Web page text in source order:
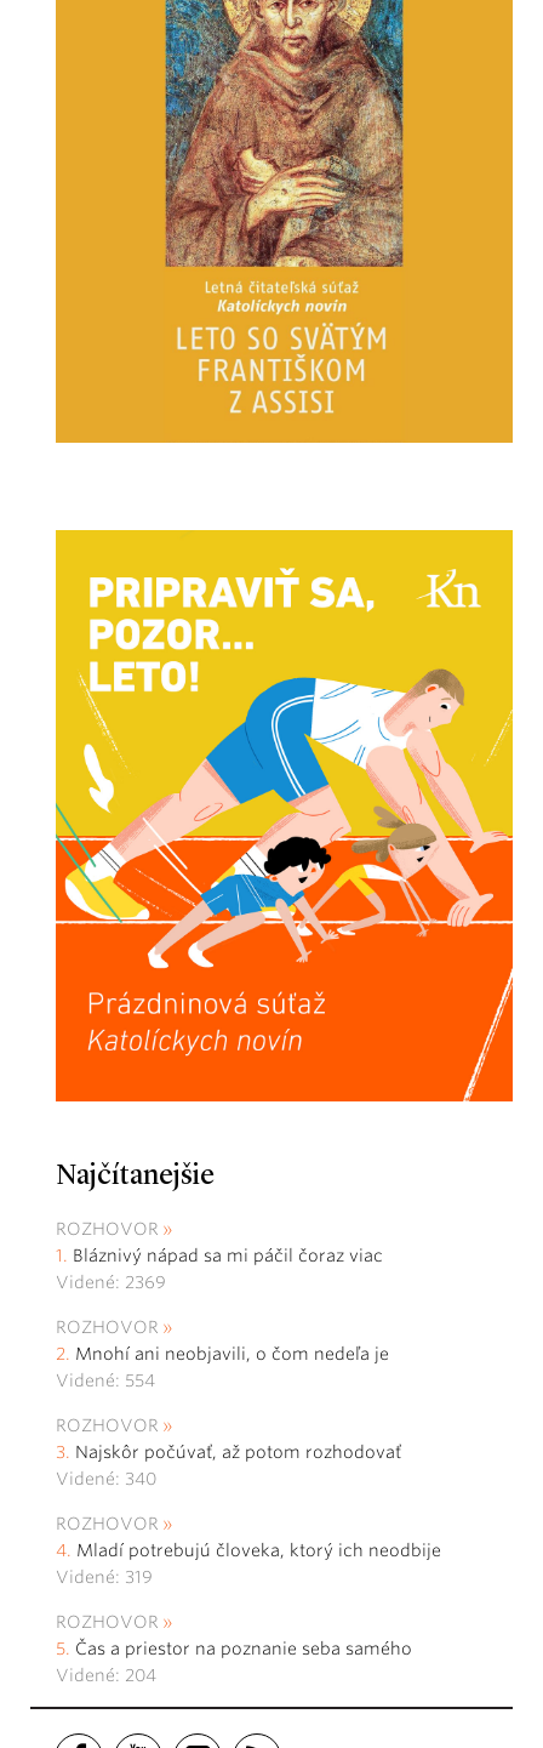
Najčítanejšie
ROZHOVOR
Bláznivý nápad sa mi páčil čoraz viac
Videné: 2369
ROZHOVOR
Mnohí ani neobjavili, o čom nedeľa je
Videné: 554
ROZHOVOR
Najskôr počúvať, až potom rozhodovať
Videné: 340
ROZHOVOR
Mladí potrebujú človeka, ktorý ich neodbije
Videné: 319
ROZHOVOR
Čas a priestor na poznanie seba samého
Videné: 204